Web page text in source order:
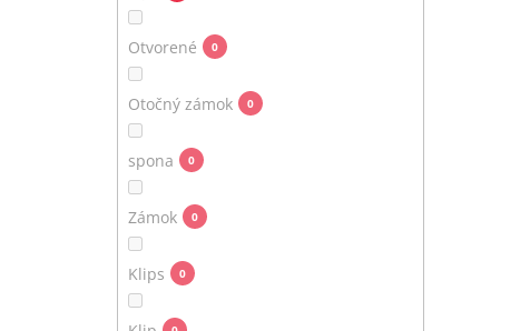
Otvorené 0
Otočný zámok 0
spona 0
Zámok 0
Klips 0